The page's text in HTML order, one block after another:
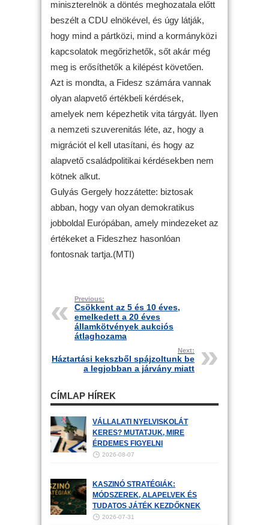
miniszterelnök a döntés meghozatala előtt
beszélt a CDU elnökével, és úgy látják,
hogy mind a pártközi, mind a kormányközi
kapcsolatok megőrizhetők, sőt akár még
meg is erősíthetők a kilépést követően.
Azt is mondta, a Fidesz számára vannak
olyan alapvető értékbeli kérdések,
amelyek nem képezhetik vita tárgyát. Ilyen
a nemzeti szuverenitás léte, az, hogy a
migrációt el kell utasítani, és hogy az
alapvető családpolitikai kérdésekben nem
kötnek alkut.
Gulyás Gergely hozzátette: biztosak
abban, hogy van olyan demokratikus
jobboldal Európában, amely mindezeket az
értékeket a Fideszhez hasonlóan
fontosnak tartja.(MTI)
Previous:
Csökkent az 5 és 10 éves,
emelkedett a 20 éves
államkötvények aukciós
átlaghozama
Next:
Háztartási kekszből spájzoltunk be
a legjobban a járvány miatt
CÍMLAP HÍREK
VÁLLALATI NYELVISKOLÁT
KERES? MUTATJUK, MIRE
ÉRDEMES FIGYELNI
2026-08-07
KASZINÓ STRATÉGIÁK:
MÓDSZEREK, ALAPELVEK ÉS
TUDATOS JÁTÉK KEZDŐKNEK
2026-07-31